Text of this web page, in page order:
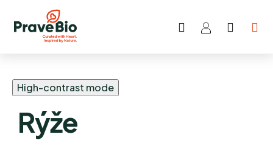
Přejít
Hledat
High-contrast mode
Rýže